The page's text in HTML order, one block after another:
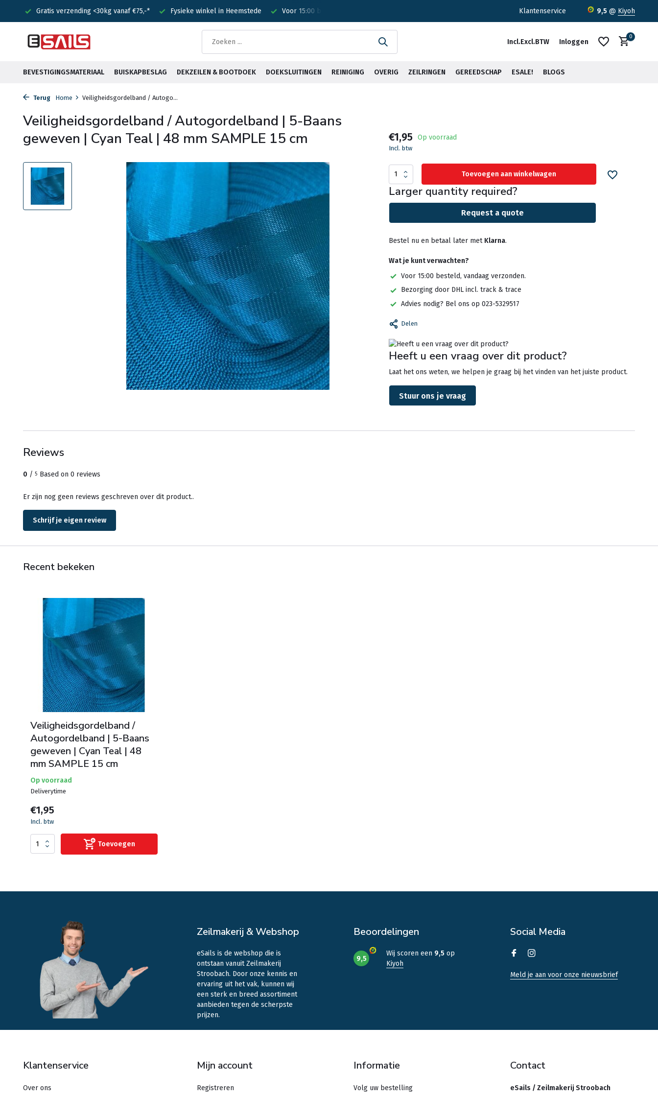
Gratis verzending <30kg vanaf €75,-* Fysieke winkel in Heemstede Voor 15:00 besteld? Is vandaag verzonden! Gratis verzending <30kg vanaf €75,-*
Klantenservice 9,5 @ Kiyoh
Incl.Excl.BTW Inloggen
0
BEVESTIGINGSMATERIAAL BUISKAPBESLAG DEKZEILEN & BOOTDOEK DOEKSLUITINGEN REINIGING OVERIG ZEILRINGEN GEREEDSCHAP ESALE! BLOGS
Terug Home Veiligheidsgordelband / Autogo...
Veiligheidsgordelband / Autogordelband | 5-Baans
geweven | Cyan Teal | 48 mm SAMPLE 15 cm
€1,95 Op voorraad
Incl. btw
Toevoegen aan winkelwagen
Larger quantity required?
Request a quote
Bestel nu en betaal later met Klarna.
Wat je kunt verwachten?
Voor 15:00 besteld, vandaag verzonden.
Bezorging door DHL incl. track & trace
Advies nodig? Bel ons op 023-5329517
Delen
Heeft u een vraag over dit product?
Laat het ons weten, we helpen je graag bij het vinden van het juiste product.
Stuur ons je vraag
Reviews
0 / 5 Based on 0 reviews
Er zijn nog geen reviews geschreven over dit product..
Schrijf je eigen review
Recent bekeken
Veiligheidsgordelband /
Autogordelband | 5-Baans
geweven | Cyan Teal | 48
mm SAMPLE 15 cm
Op voorraad
Deliverytime
€1,95
Incl. btw
Toevoegen
Zeilmakerij & Webshop
eSails is de webshop die is
ontstaan vanuit Zeilmakerij
Stroobach. Door onze kennis en
ervaring uit het vak, kunnen wij
een sterk en breed assortiment
aanbieden tegen de scherpste
prijzen.
Beoordelingen
9,5
Wij scoren een 9,5 op
Kiyoh
Social Media
Meld je aan voor onze nieuwsbrief
Klantenservice
Over ons
Mijn account
Registreren
Informatie
Volg uw bestelling
Contact
eSails / Zeilmakerij Stroobach